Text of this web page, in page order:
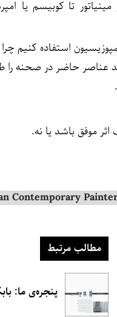
تا کوبیسم یا
استفاده کنیم
عناصر حاضر در صحنه را
موفق باشد یا نه.
مطالب مرتبط
پنجره‌ی ما: